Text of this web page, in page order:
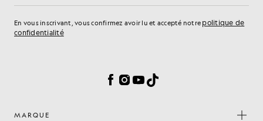
En vous inscrivant, vous confirmez avoir lu et accepté notre politique de
confidentialité
Facebook
Instagram
YouTube
TikTok
MARQUE